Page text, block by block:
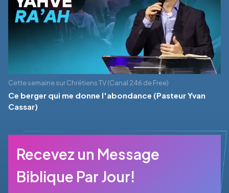
Cette semaine sur Chrétiens TV (Canal 246 de Free)
Ce berger qui me donne l'abondance (Pasteur Yvan
Cassar)
Recevez un Message
Biblique Par Jour!